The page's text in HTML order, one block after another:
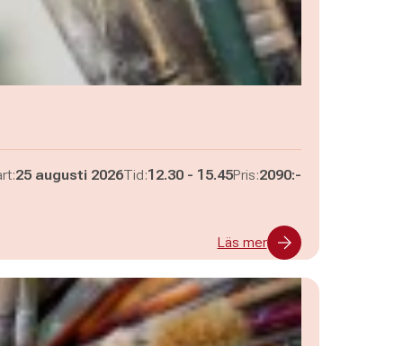
25 augusti 2026Tid:Pågår mellan
12.30 - och
15.45Pris:2090:-
Läs mer